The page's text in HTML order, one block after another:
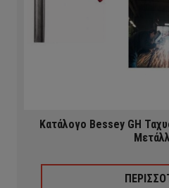
Κατάλογο Bessey GH